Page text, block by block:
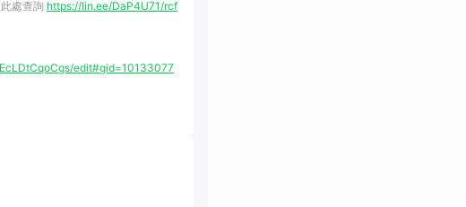
處查詢 https://lin.ee/DaP4U71/rcf
edit#gid=10133077